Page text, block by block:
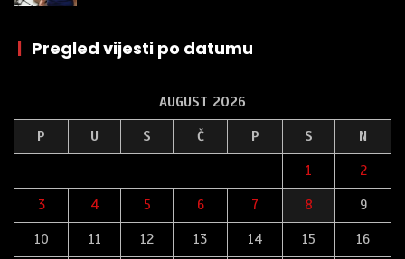
| Pregled vijesti po datumu
AUGUST 2026
P U S Č P S N
1 2
3 4 5 6 7 8 9
10 11 12 13 14 15 16